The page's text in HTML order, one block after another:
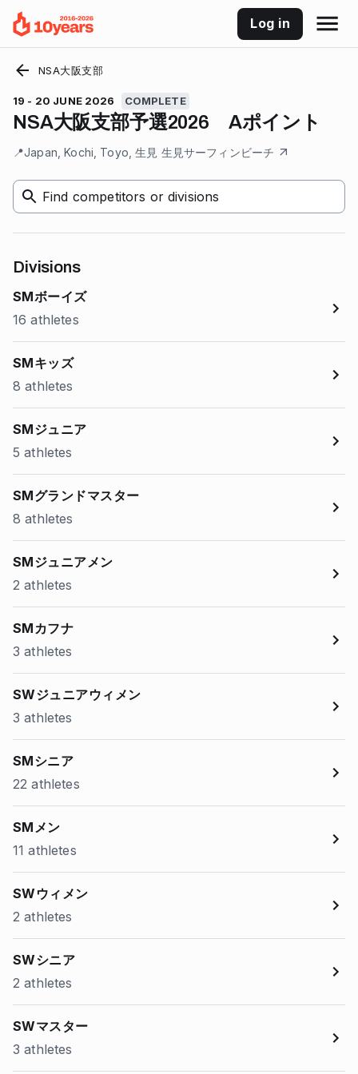
Log in
NSA大阪支部
19 - 20 JUNE 2026 COMPLETE
NSA大阪支部予選2026 Aポイント
📍Japan, Kochi, Toyo, 生見 生見サーフィンビーチ
Find competitors or divisions
Divisions
SMボーイズ
16 athletes
SMキッズ
8 athletes
SMジュニア
5 athletes
SMグランドマスター
8 athletes
SMジュニアメン
2 athletes
SMカフナ
3 athletes
SWジュニアウィメン
3 athletes
SMシニア
22 athletes
SMメン
11 athletes
SWウィメン
2 athletes
SWシニア
2 athletes
SWマスター
3 athletes